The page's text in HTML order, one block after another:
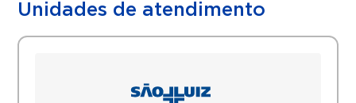
Unidades de atendimento